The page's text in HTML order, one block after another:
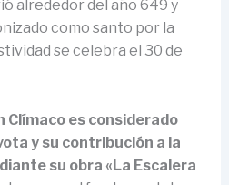
alrededor del año 649 y
como santo por la
se celebra el 30 de
Clímaco es considerado
y su contribución a la
su obra «La Escalera